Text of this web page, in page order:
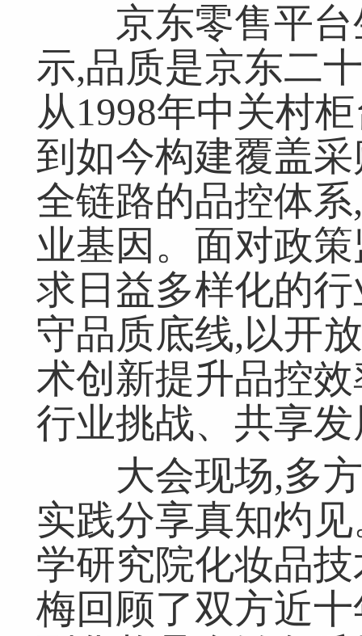
京东零售平台
示,品质是京东二
从1998年中关村
到如今构建覆盖
全链路的品控体
业基因。面对政
求日益多样化的
守品质底线,以开
术创新提升品控
行业挑战、共享
大会现场,多方
实践分享真知灼
学研究院化妆品
梅回顾了双方近